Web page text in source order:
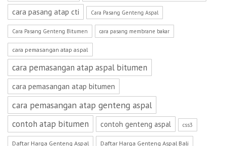
cara pasang atap cti Cara Pasang Genteng Aspal
Cara Pasang Genteng Bitumen cara pasang membrane bakar
cara pemasangan atap aspal
cara pemasangan atap aspal bitumen
cara pemasangan atap bitumen
cara pemasangan atap genteng aspal
contoh atap bitumen contoh genteng aspal css3
Daftar Harga Genteng Aspal Daftar Harga Genteng Aspal Bali